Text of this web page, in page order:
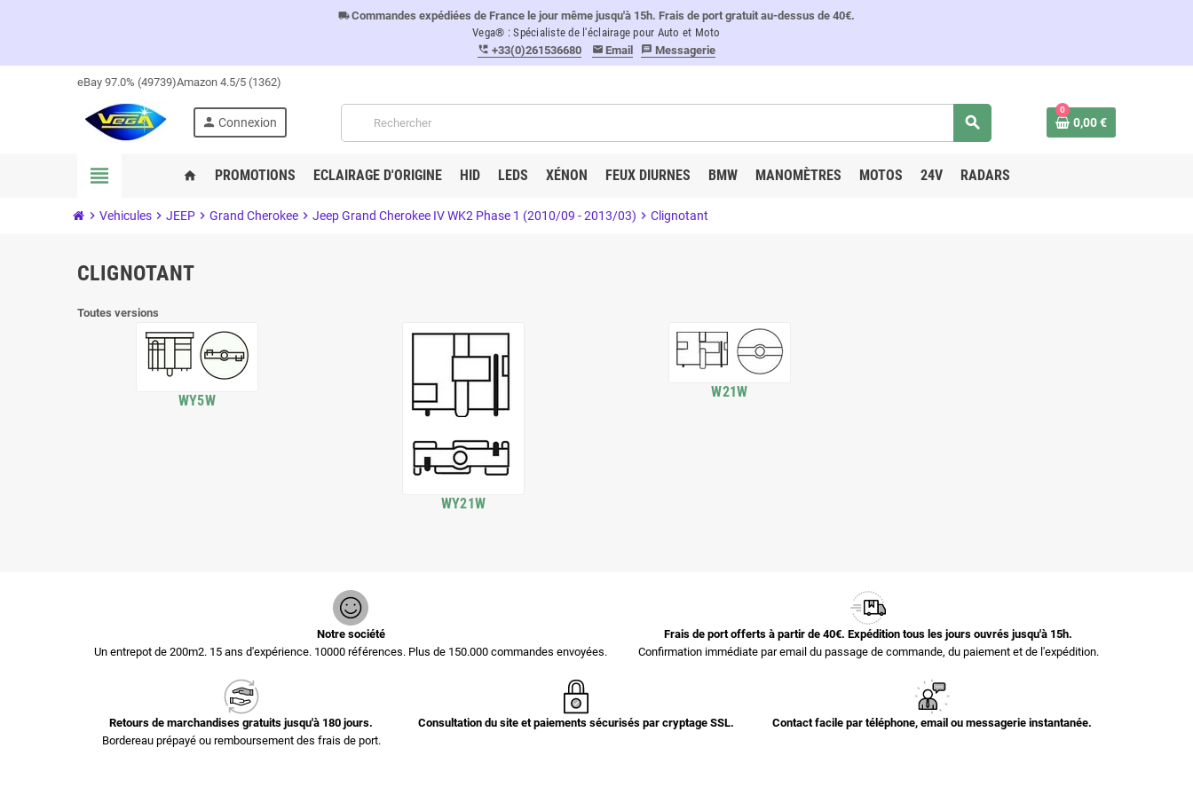
local_shippingCommandes expédiées de France le jour même jusqu'à 15h. Frais de port gratuit au-dessus de 40€.
Vega® : Spécialiste de l'éclairage pour Auto et Moto
perm_phone_msg +33(0)261536680 email Email message Messagerie
eBay 97.0% (49739)Amazon 4.5/5 (1362)
person Connexion search
0
0,00 €
view_headline home PROMOTIONS ECLAIRAGE D'ORIGINE HID LEDS XÉNON FEUX DIURNES BMW MANOMÈTRES MOTOS 24V RADARS
chevron_right Vehicules chevron_right JEEP chevron_right Grand Cherokee chevron_right Jeep Grand Cherokee IV WK2 Phase 1 (2010/09 - 2013/03) chevron_right Clignotant
CLIGNOTANT
Toutes versions
WY5W
WY21W
W21W
Notre société
Un entrepot de 200m2. 15 ans d'expérience. 10000 références. Plus de 150.000 commandes envoyées.
Frais de port offerts à partir de 40€. Expédition tous les jours ouvrés jusqu'à 15h.
Confirmation immédiate par email du passage de commande, du paiement et de l'expédition.
Retours de marchandises gratuits jusqu'à 180 jours.
Bordereau prépayé ou remboursement des frais de port.
Consultation du site et paiements sécurisés par cryptage SSL. Contact facile par téléphone, email ou messagerie instantanée.